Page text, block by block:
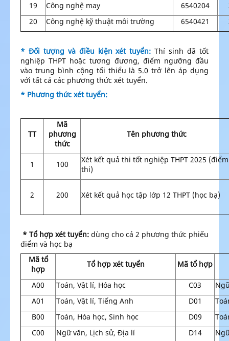
19
Công nghệ may 6540204
20
Công nghệ kỹ thuật môi trường 6540421
* Đối tượng và điều kiện xét tuyển: Thí sinh đã tốt
nghiệp THPT hoặc tương đương, điểm ngưỡng đầu
vào trung bình cộng tối thiểu là 5.0 trở lên áp dụng
với tất cả các phương thức xét tuyển.
* Phương thức xét tuyển:
TT
Mã
phương
thức
Tên phương thức
1 100
Xét kết quả thi tốt nghiệp THPT 2025 (điểm
thi)
2 200 Xét kết quả học tập lớp 12 THPT (học bạ)
* Tổ hợp xét tuyển: dùng cho cả 2 phương thức phiếu
điểm và học bạ
Mã tổ
hợp
Tổ hợp xét tuyển Mã tổ hợp
A00 Toán, Vật lí, Hóa học C03
A01
Toán, Vật lí, Tiếng Anh D01
B00
Toán, Hóa học, Sinh học D09
C00
Ngữ văn, Lịch sử, Địa lí D14